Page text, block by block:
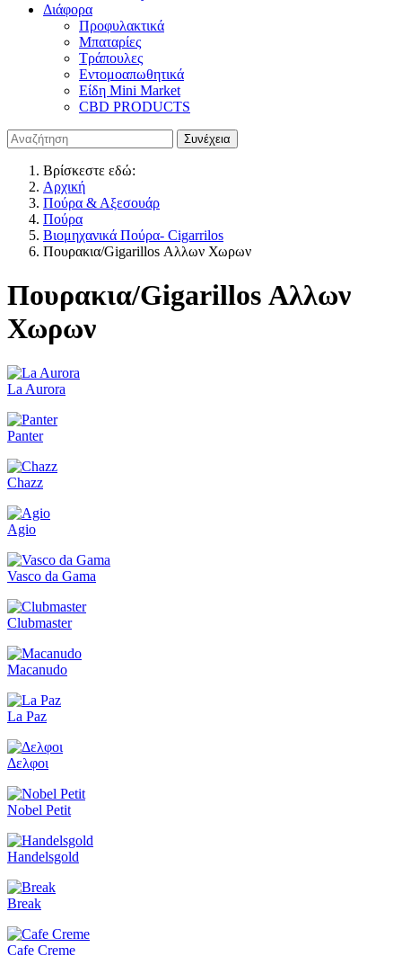
Διάφορα
Προφυλακτικά
Μπαταρίες
Τράπουλες
Εντομοαπωθητικά
Είδη Mini Market
CBD PRODUCTS
Βρίσκεστε εδώ:
Αρχική
Πούρα & Αξεσουάρ
Πούρα
Βιομηχανικά Πούρα- Cigarrilos
Πουρακια/Gigarillos Αλλων Χωρων
Πουρακια/Gigarillos Αλλων
Χωρων
La Aurora
Panter
Chazz
Agio
Vasco da Gama
Clubmaster
Macanudo
La Paz
Δελφοι
Nobel Petit
Handelsgold
Break
Cafe Creme